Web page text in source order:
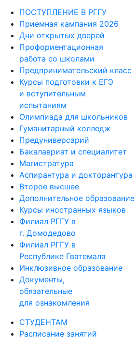
ПОСТУПЛЕНИЕ В РГГУ
Приемная кампания 2026
Дни открытых дверей
Профориентационная
работа со школами
Предпринимательский класс
Курсы подготовки к ЕГЭ
и вступительным
испытаниям
Олимпиада для школьников
Гуманитарный колледж
Предуниверсарий
Бакалавриат и специалитет
Магистратура
Аспирантура и докторантура
Второе высшее
Дополнительное образование
Курсы иностранных языков
Филиал РГГУ в
г. Домодедово
Филиал РГГУ в
Республике Гватемала
Инклюзивное образование
Документы,
обязательные
для ознакомления
СТУДЕНТАМ
Расписание занятий